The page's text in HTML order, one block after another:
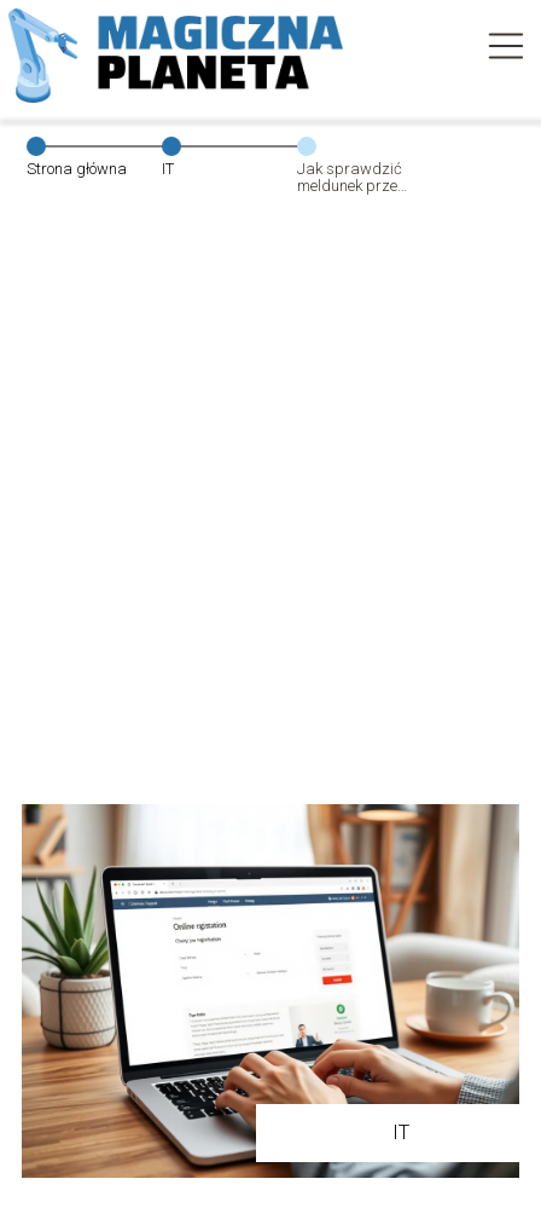
Strona główna IT
Jak sprawdzić
meldunek przez
IT